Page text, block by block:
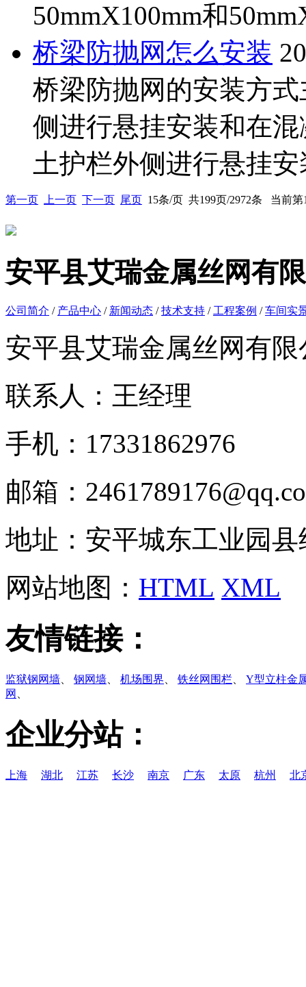
50mmX100mm和
桥梁防抛网怎么安装
桥梁防抛网的安装方
侧进行悬挂安装和在
土护栏外侧进行悬挂
第一页 上一页 下一页 尾页 15条/页 共199页/2972条 当前
安平县艾瑞金属丝网有
公司简介 / 产品中心 / 新闻动态 /技术支持 / 工程案例 /车间实
安平县艾瑞金属丝网有限
联系人：王经理
手机：17331862976
邮箱：
地址：安平城东工业园县
网站地图： HTML XML
友情链接：
监狱钢网墙 钢网墙 机场围界 铁丝网围栏
Y型立柱金
网
企业分站：
上海 湖北 江苏 长沙 南京 广东 太原 杭州 北